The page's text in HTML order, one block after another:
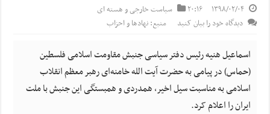
۱۳۹۸/۰۲/۰۴ ۲۰:۱۶
سیاست خارجی و هسته ای
دیدگاه خود را بیان کنید
منبع: نهادها و احزاب
اسماعیل هنیه رئیس دفتر سیاسی جنبش مقاومت اسلامی فلسطین
(حماس) در پیامی به حضرت آیت الله خامنه‌ای رهبر معظم انقلاب
اسلامی به مناسبت سیل اخیر، همدردی و همبستگی این جنبش با ملت
ایران را اعلام کرد.